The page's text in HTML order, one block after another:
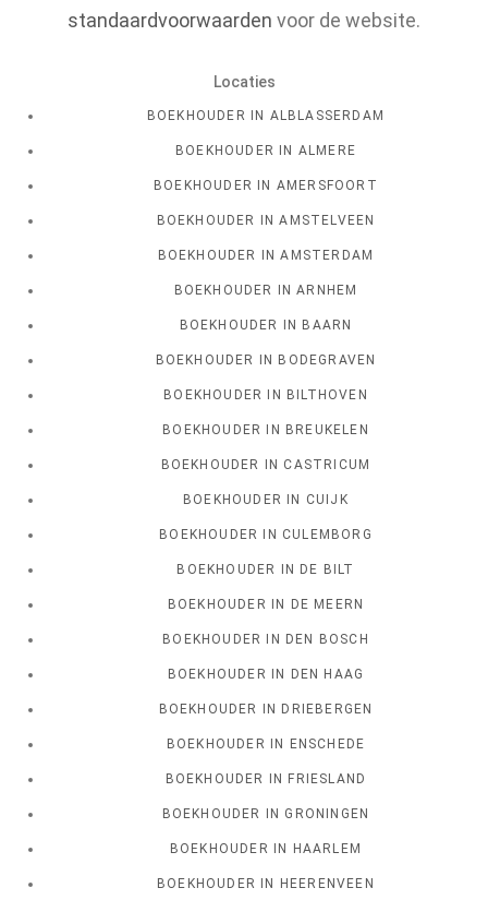
standaardvoorwaarden voor de website.
Locaties
BOEKHOUDER IN ALBLASSERDAM
BOEKHOUDER IN ALMERE
BOEKHOUDER IN AMERSFOORT
BOEKHOUDER IN AMSTELVEEN
BOEKHOUDER IN AMSTERDAM
BOEKHOUDER IN ARNHEM
BOEKHOUDER IN BAARN
BOEKHOUDER IN BODEGRAVEN
BOEKHOUDER IN BILTHOVEN
BOEKHOUDER IN BREUKELEN
BOEKHOUDER IN CASTRICUM
BOEKHOUDER IN CUIJK
BOEKHOUDER IN CULEMBORG
BOEKHOUDER IN DE BILT
BOEKHOUDER IN DE MEERN
BOEKHOUDER IN DEN BOSCH
BOEKHOUDER IN DEN HAAG
BOEKHOUDER IN DRIEBERGEN
BOEKHOUDER IN ENSCHEDE
BOEKHOUDER IN FRIESLAND
BOEKHOUDER IN GRONINGEN
BOEKHOUDER IN HAARLEM
BOEKHOUDER IN HEERENVEEN